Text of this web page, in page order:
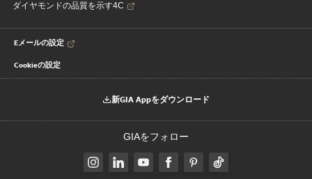
ダイヤモンドの品質を示す4C
Eメールの設定
Cookieの設定
新GIA Appをダウンロード
GIAをフォロー